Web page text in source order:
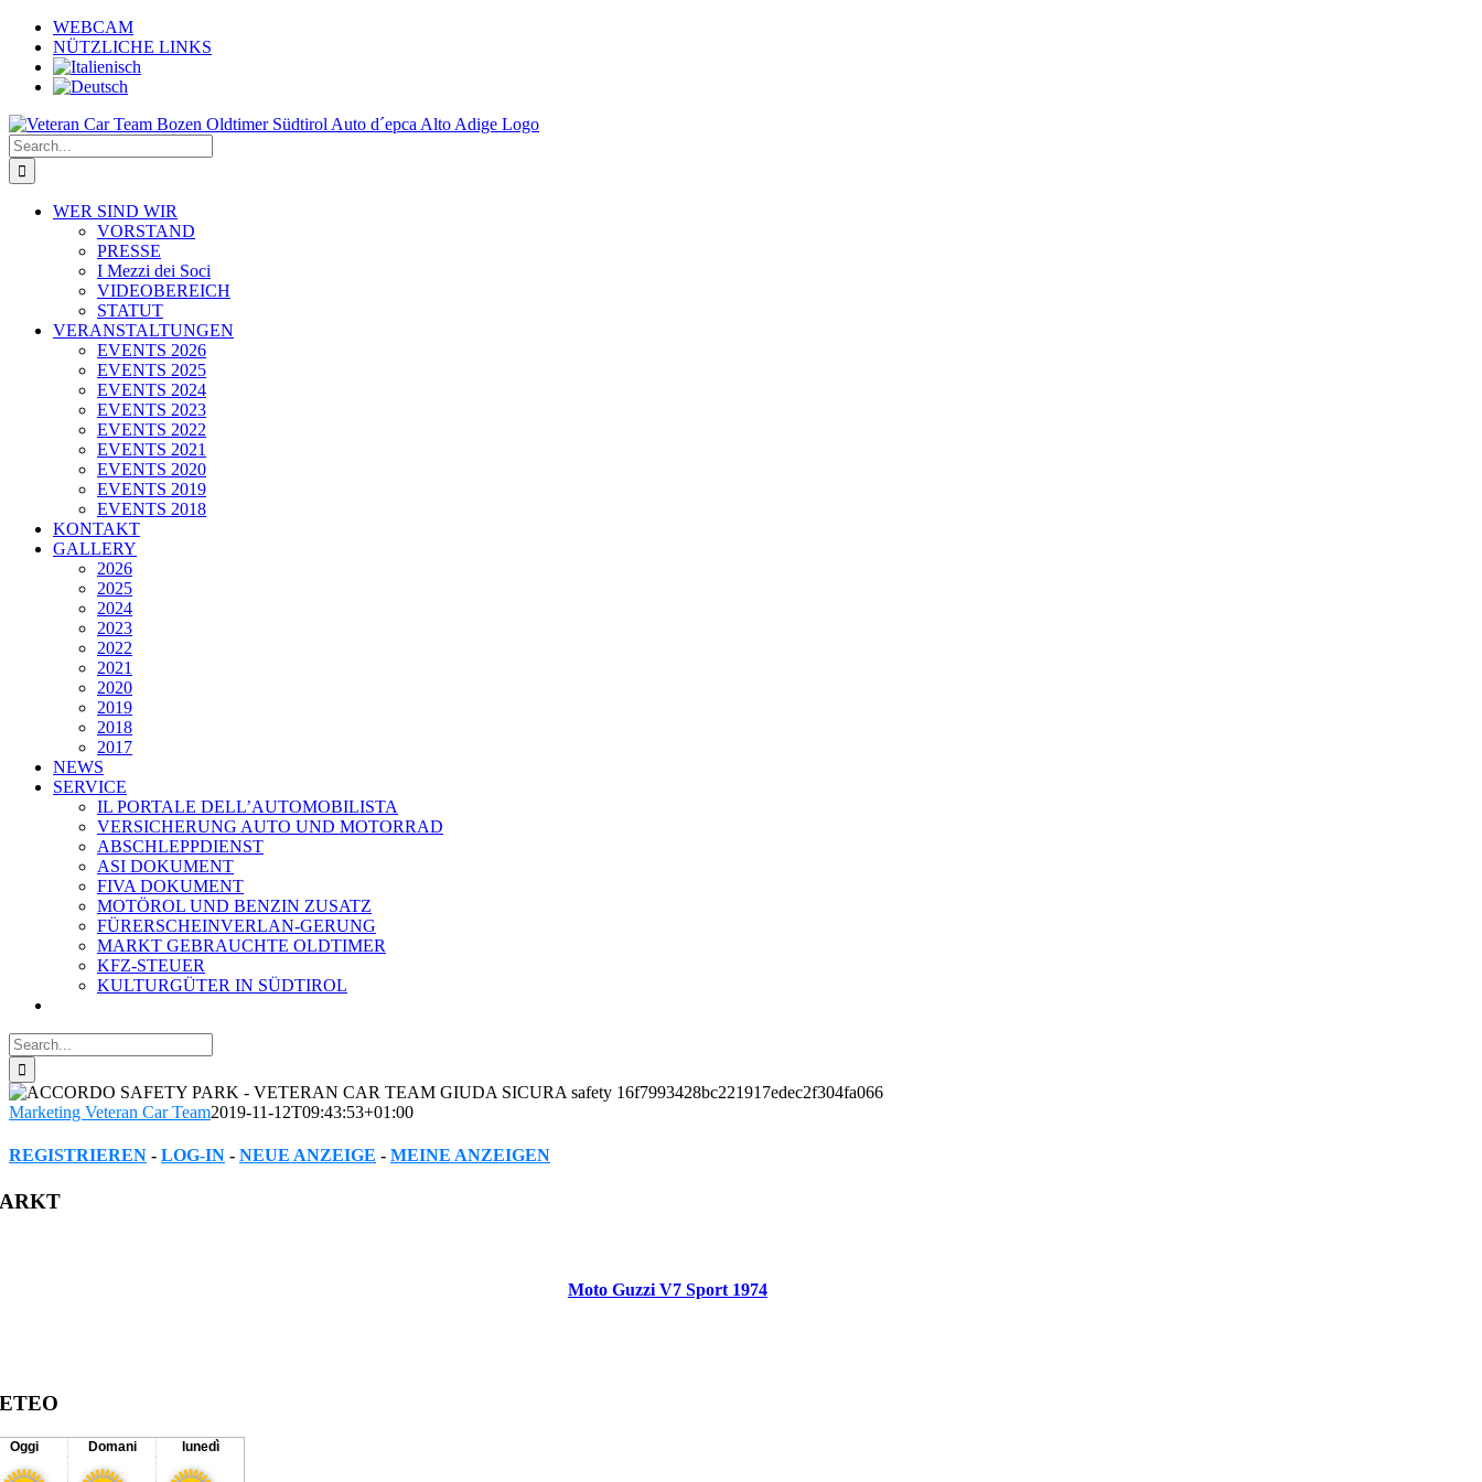
Skip
content
WEBCAM
NÜTZLICHE LINKS
Search
for:
WER SIND WIR
VORSTAND
PRESSE
I Mezzi dei Soci
VIDEOBEREICH
STATUT
VERANSTALTUNGEN
EVENTS 2026
EVENTS 2025
EVENTS 2024
EVENTS 2023
EVENTS 2022
EVENTS 2021
EVENTS 2020
EVENTS 2019
EVENTS 2018
KONTAKT
GALLERY
2026
2025
2024
2023
2022
2021
2020
2019
2018
2017
NEWS
SERVICE
IL PORTALE DELL’AUTOMOBILISTA
VERSICHERUNG AUTO UND MOTORRAD
ABSCHLEPPDIENST
ASI DOKUMENT
FIVA DOKUMENT
MOTÖROL UND BENZIN ZUSATZ
FÜRERSCHEINVERLAN-GERUNG
MARKT GEBRAUCHTE OLDTIMER
KFZ-STEUER
KULTURGÜTER IN SÜDTIROL
Search
for:
Marketing Veteran Car Team2019-11-12T09:43:53+01:00
REGISTRIEREN - LOG-IN - NEUE ANZEIGE - MEINE ANZEIGEN
Facebook
Twitter
Reddit
LinkedIn
WhatsApp
Tumblr
Pinterest
Vk
Xing
Email
Moto Guzzi V7 Sport 1974
Oggi Domani lunedì